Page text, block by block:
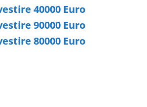
40000 Euro
90000 Euro
80000 Euro